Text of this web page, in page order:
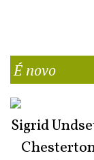
É novo
Sigrid